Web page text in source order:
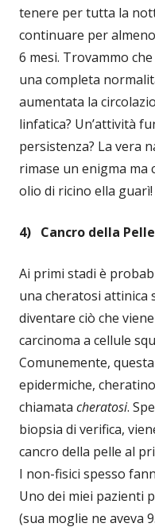
tenere per tutta la
continuare per
6 mesi. Trovammo
una completa
aumentata la
linfatica? Un’attività
persistenza? La vera
rimase un enigma ma
olio di ricino ella guarì!
4) Cancro della
Ai primi stadi è
una cheratosi attinica
diventare ciò che
carcinoma a cellule
Comunemente,
epidermiche,
chiamata cheratosi.
biopsia di verifica,
cancro della pelle al
I non-fisici spesso
Uno dei miei pazienti
(sua moglie ne aveva